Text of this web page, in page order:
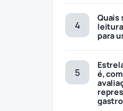
Quais
para
é,